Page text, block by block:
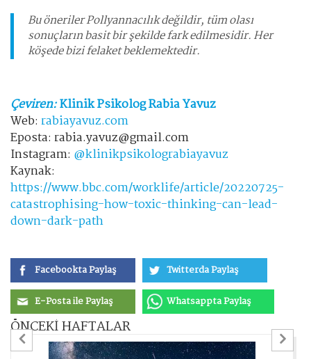
Bu öneriler Pollyannacılık değildir, tüm olası
sonuçların basit bir şekilde fark edilmesidir. Her
köşede bizi felaket beklemektedir.
Çeviren:Klinik Psikolog Rabia Yavuz
Web: rabiayavuz.com
Eposta: rabia.yavuz@gmail.com
Instagram: @klinikpsikolograbiayavuz
Kaynak:
https://www.bbc.com/worklife/article/20220725-
catastrophising-how-toxic-thinking-can-lead-
down-dark-path
Facebookta Paylaş Twitterda Paylaş
E-Posta ile Paylaş Whatsappta Paylaş
ÖNCEKİ HAFTALAR
Previous